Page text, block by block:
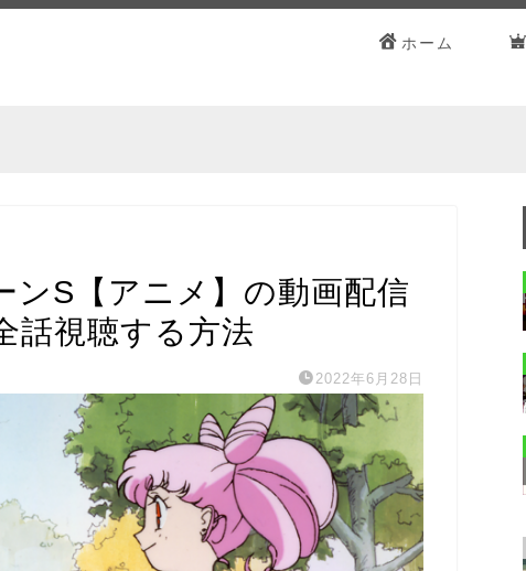
ホーム
ンS【アニメ】の動画配信
話視聴する方法
2022年6月28日